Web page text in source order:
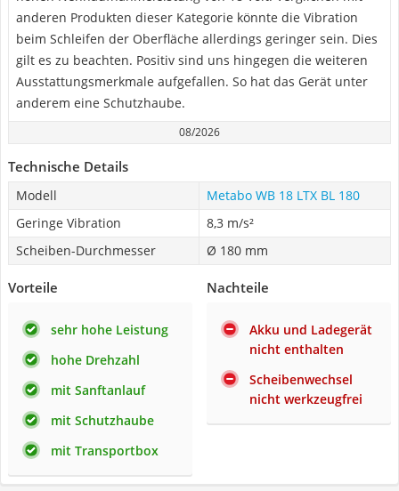
anderen Produkten dieser Kategorie könnte die Vibration
beim Schleifen der Oberfläche allerdings geringer sein. Dies
gilt es zu beachten. Positiv sind uns hingegen die weiteren
Ausstattungsmerkmale aufgefallen. So hat das Gerät unter
anderem eine Schutzhaube.
08/2026
Technische Details
Modell
Metabo WB 18 LTX BL 180
Geringe Vibration
8,3 m/s²
Scheiben-Durchmesser
Ø 180 mm
Vorteile
sehr hohe Leistung
hohe Drehzahl
mit Sanftanlauf
mit Schutzhaube
mit Transportbox
Nachteile
Akku und Ladegerät
nicht enthalten
Scheibenwechsel
nicht werkzeugfrei